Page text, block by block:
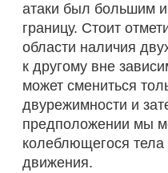
атаки был большим
границу. Стоит
области наличия
к другому вне
может смениться
двурежимности и
предположении мы
колеблющегося
движения.